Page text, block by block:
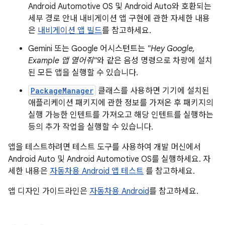
Android Automotive OS 및 Android Auto와 호환되는
세부 경로 안내 내비게이션 앱 구현에 관한 자세한 내용
은 내비게이션 앱 빌드를 참고하세요.
Gemini 또는 Google 어시스턴트는 "Hey Google,
Example 앱 열어줘"와 같은 음성 명령으로 차량에 설치
된 모든 앱을 실행할 수 있습니다.
PackageManager 클래스를 사용하면 기기에 설치된
애플리케이션 패키지에 관한 정보를 가져온 후 패키지의
실행 가능한 인텐트를 가져오고 해당 인텐트를 실행하는
등의 추가 작업을 실행할 수 있습니다.
앱을 테스트하려면 테스트 도구를 사용하여 개발 머신에서
Android Auto 및 Android Automotive OS를 실행하세요. 자
세한 내용은 자동차용 Android 앱 테스트 를 참고하세요.
앱 디자인 가이드라인은 자동차용 Android를 참고하세요.